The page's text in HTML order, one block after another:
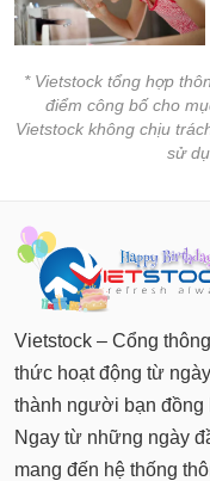
* Vietstock tổng hợp
điểm công bố cho
Vietstock không chịu
sử
Vietstock – Cổng
thức hoạt động từ
thành người bạn đồng
Ngay từ những ngày
mang đến hệ thống
Dữ
tài